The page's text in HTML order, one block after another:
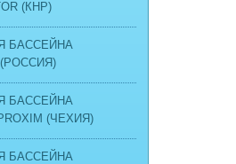
(КНР)
БАССЕЙНА
БАССЕЙНА
(ЧЕХИЯ)
БАССЕЙНА